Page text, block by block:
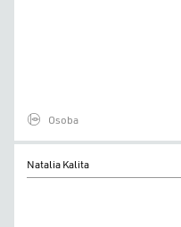
Osoba
Kalita
Natalia Kalita